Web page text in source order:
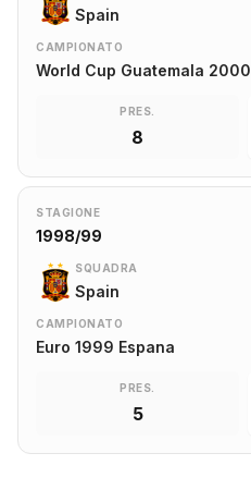
Spain
CAMPIONATO
World Cup Guatemala 2000
PRES.
8
STAGIONE
1998/99
SQUADRA
Spain
CAMPIONATO
Euro 1999 Espana
PRES.
5